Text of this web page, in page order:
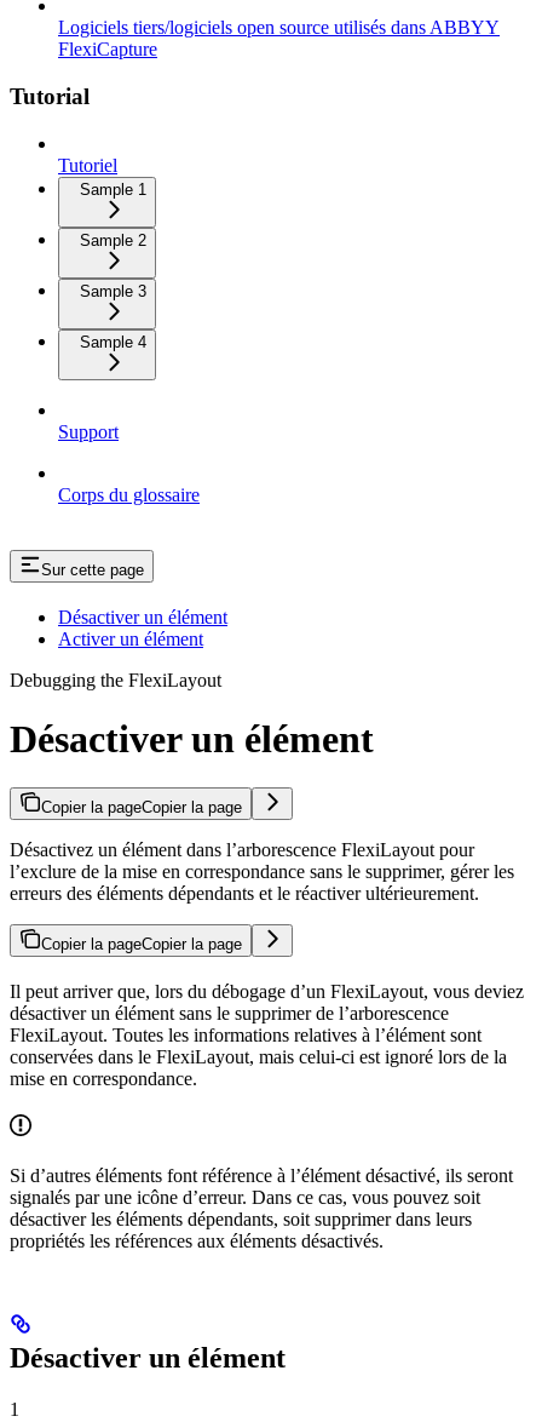
Logiciels tiers/logiciels open source utilisés dans ABBYY
FlexiCapture
Tutorial
Tutoriel
Sample 1
Sample 2
Sample 3
Sample 4
Support
Corps du glossaire
Sur cette page
Désactiver un élément
Activer un élément
Debugging the FlexiLayout
Désactiver un élément
Copier la pageCopier la page
Désactivez un élément dans l’arborescence FlexiLayout pour
l’exclure de la mise en correspondance sans le supprimer, gérer les
erreurs des éléments dépendants et le réactiver ultérieurement.
Copier la pageCopier la page
Il peut arriver que, lors du débogage d’un FlexiLayout, vous deviez
désactiver un élément sans le supprimer de l’arborescence
FlexiLayout. Toutes les informations relatives à l’élément sont
conservées dans le FlexiLayout, mais celui-ci est ignoré lors de la
mise en correspondance.
Si d’autres éléments font référence à l’élément désactivé, ils seront
signalés par une icône d’erreur. Dans ce cas, vous pouvez soit
désactiver les éléments dépendants, soit supprimer dans leurs
propriétés les références aux éléments désactivés.
Désactiver un élément
1